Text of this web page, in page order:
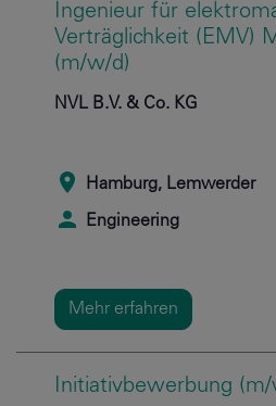
Ingenieur für
Verträglichkeit (EMV)
(m/w/d)
NVL B.V. & Co. KG
Hamburg, Lemwerder
Engineering
Mehr erfahren
Initiativbewerbung (m/